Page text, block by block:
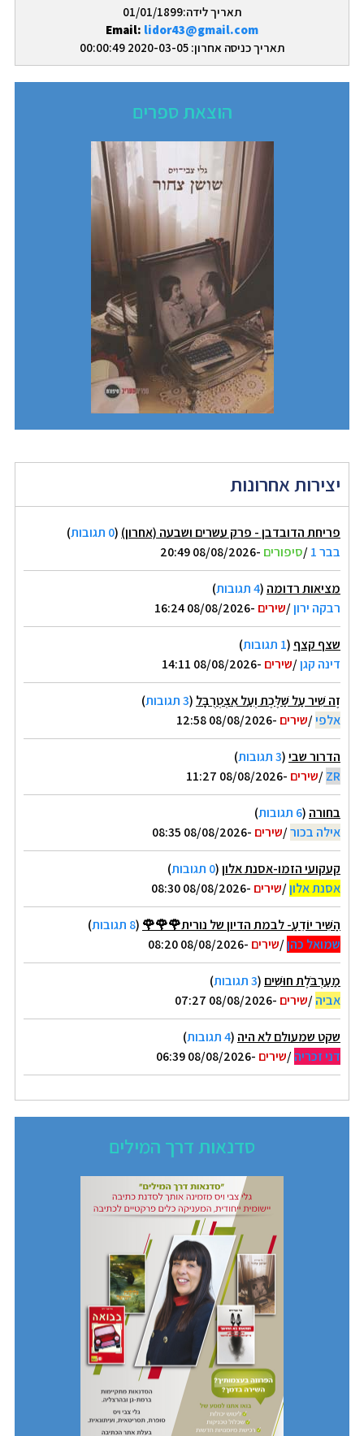
תאריך לידה:01/01/1899
Email: lidor43@gmail.com
תאריך כניסה אחרון: 2020-03-05 00:00:49
הוצאת ספרים
יצירות אחרונות
פריחת הדובדבן - פרק עשרים ושבעה (אחרון) (0 תגובות
)
בבר 1
/סיפורים -08/08/2026 20:49
מציאות רדומה (4 תגובות
)
רבקה ירון/שירים -08/08/2026 16:24
שצף קצף (1 תגובות
)
דינה קגן/שירים -08/08/2026 14:11
זֶה שִׁיר עַל שַׁלֶּכֶת וְעַל אִצְטְרֻבָּל (3 תגובות
)
אלפי/שירים -08/08/2026 12:58
הדרור שבי(3 תגובות
)
ZR
/שירים -08/08/2026 11:27
בחורה (6 תגובות
)
אילה בכור/שירים -08/08/2026 08:35
קעקועי הזמו-אסנת אלון(0 תגובות
)
אסנת אלון/שירים -08/08/2026 08:30
הַשִּׁיר יוֹדֵעַ- לבמת הדיון של נורית🌹🌹🌹 (8 תגובות
)
שמואל כהן/שירים -08/08/2026 08:20
מַעַרְבֹּלֶת חוּשִׁים (3 תגובות
)
אביה/שירים -08/08/2026 07:27
שקט שמעולם לא היה (4 תגובות
)
דני זכריה/שירים -08/08/2026 06:39
סדנאות דרך המילים